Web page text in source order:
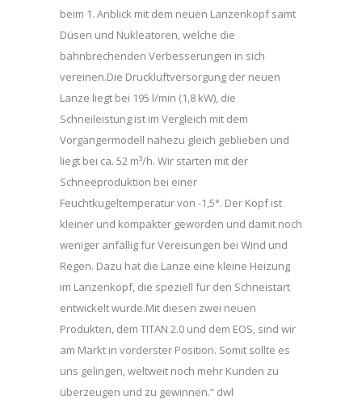
beim 1. Anblick mit dem neuen Lanzenkopf samt
Düsen und Nukleatoren, welche die
bahnbrechenden Verbesserungen in sich
vereinen.Die Druckluftversorgung der neuen
Lanze liegt bei 195 l/min (1,8 kW), die
Schneileistung ist im Vergleich mit dem
Vorgängermodell nahezu gleich geblieben und
liegt bei ca. 52 m³/h. Wir starten mit der
Schneeproduktion bei einer
Feuchtkugeltemperatur von -1,5°. Der Kopf ist
kleiner und kompakter geworden und damit noch
weniger anfällig für Vereisungen bei Wind und
Regen. Dazu hat die Lanze eine kleine Heizung
im Lanzenkopf, die speziell für den Schneistart
entwickelt wurde.Mit diesen zwei neuen
Produkten, dem TITAN 2.0 und dem EOS, sind wir
am Markt in vorderster Position. Somit sollte es
uns gelingen, weltweit noch mehr Kunden zu
überzeugen und zu gewinnen.“ dwl